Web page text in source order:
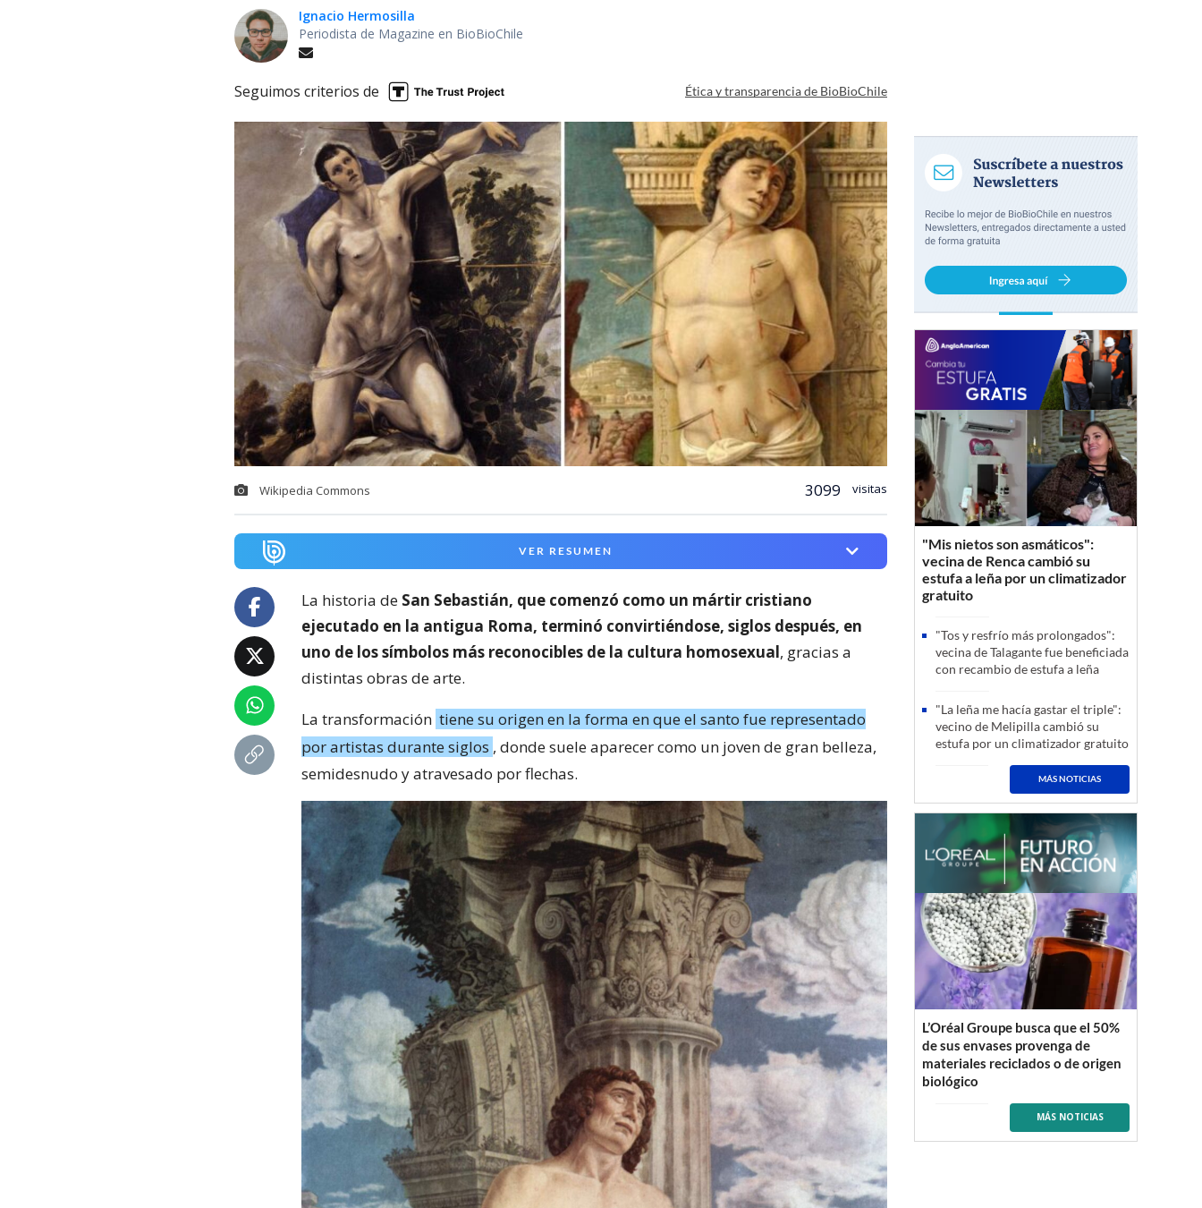
Ignacio Hermosilla
Periodista de Magazine en BioBioChile
Seguimos criterios de Ética y transparencia de BioBioChile
Wikipedia Commons 3099 visitas
VER RESUMEN
La historia de San Sebastián, que comenzó como un mártir cristiano
ejecutado en la antigua Roma, terminó convirtiéndose, siglos después, en
uno de los símbolos más reconocibles de la cultura homosexual, gracias a
distintas obras de arte.
La transformación tiene su origen en la forma en que el santo fue representado
por artistas durante siglos , donde suele aparecer como un joven de gran belleza,
semidesnudo y atravesado por flechas.
"Mis nietos son asmáticos":
vecina de Renca cambió su
estufa a leña por un climatizador
gratuito
"Tos y resfrío más prolongados":
vecina de Talagante fue beneficiada
con recambio de estufa a leña
"La leña me hacía gastar el triple":
vecino de Melipilla cambió su
estufa por un climatizador gratuito
MÁS NOTICIAS
L’Oréal Groupe busca que el 50%
de sus envases provenga de
materiales reciclados o de origen
biológico
MÁS NOTICIAS